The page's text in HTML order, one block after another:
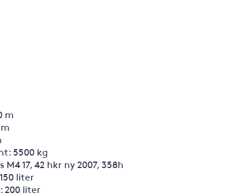
m
5500 kg
M4 17, 42 hkr ny 2007, 358h
liter
200 liter